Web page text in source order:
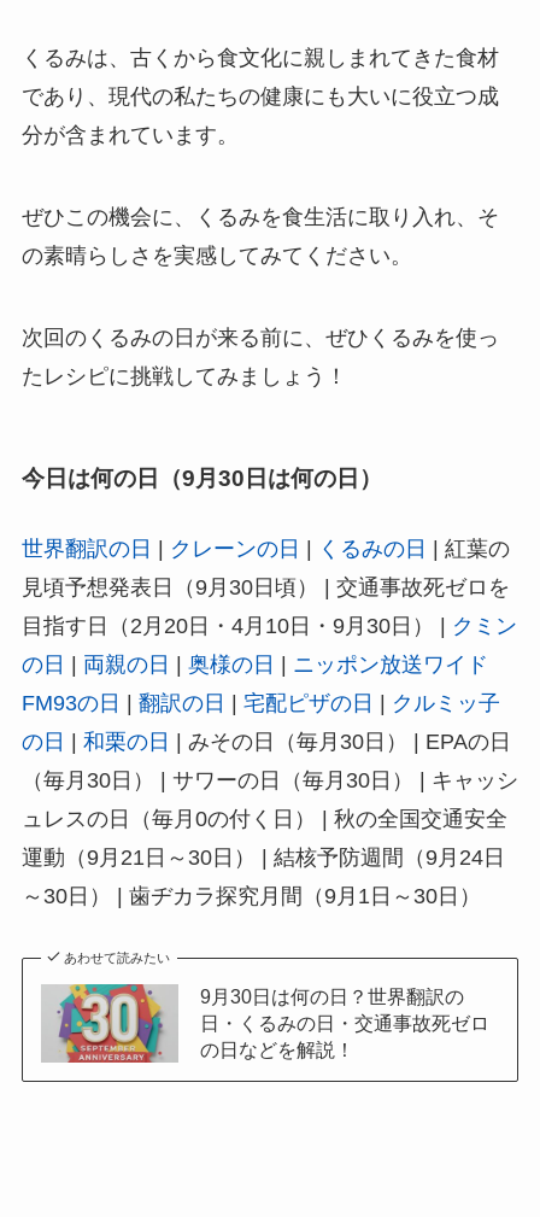
くるみは、古くから食文化に親しまれてきた食材
であり、現代の私たちの健康にも大いに役立つ成
分が含まれています。
ぜひこの機会に、くるみを食生活に取り入れ、そ
の素晴らしさを実感してみてください。
次回のくるみの日が来る前に、ぜひくるみを使っ
たレシピに挑戦してみましょう！
今日は何の日（9月30日は何の日）
世界翻訳の日 | クレーンの日 | くるみの日 | 紅葉の
見頃予想発表日（9月30日頃） | 交通事故死ゼロを
目指す日（2月20日・4月10日・9月30日） | クミン
の日 | 両親の日 | 奥様の日 | ニッポン放送ワイド
FM93の日 | 翻訳の日 | 宅配ピザの日 | クルミッ子
の日 | 和栗の日 | みその日（毎月30日） | EPAの日
（毎月30日） | サワーの日（毎月30日） | キャッシ
ュレスの日（毎月0の付く日） | 秋の全国交通安全
運動（9月21日～30日） | 結核予防週間（9月24日
～30日） | 歯ヂカラ探究月間（9月1日～30日）
あわせて読みたい
9月30日は何の日？世界翻訳の
日・くるみの日・交通事故死ゼロ
の日などを解説！